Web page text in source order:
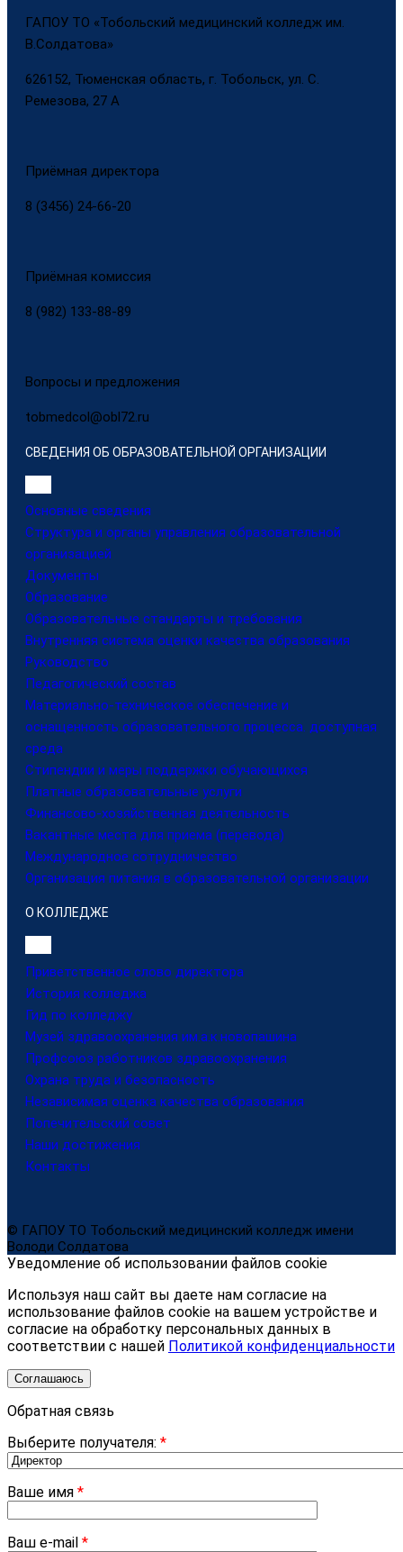
ГАПОУ ТО «Тобольский медицинский колледж им.
В.Солдатова»
626152, Тюменская область, г. Тобольск, ул. С.
Ремезова, 27 А
Приёмная директора
8 (3456) 24-66-20
Приёмная комиссия
8 (982) 133-88-89
Вопросы и предложения
tobmedcol@obl72.ru
СВЕДЕНИЯ ОБ ОБРАЗОВАТЕЛЬНОЙ ОРГАНИЗАЦИИ
Основные сведения
Структура и органы управления образовательной
организацией
Документы
Образование
Образовательные стандарты и требования
Внутренняя система оценки качества образования
Руководство
Педагогический состав
Материально-техническое обеспечение и
оснащенность образовательного процесса. доступная
среда
Стипендии и меры поддержки обучающихся
Платные образовательные услуги
Финансово-хозяйственная деятельность
Вакантные места для приема (перевода)
Международное сотрудничество
Организация питания в образовательной организации
О КОЛЛЕДЖЕ
Приветственное слово директора
История колледжа
Гид по колледжу
Музей здравоохранения им.а.к.новопашина
Профсоюз работников здравоохранения
Охрана труда и безопасность
Независимая оценка качества образования
Попечительский совет
Наши достижения
Контакты
© ГАПОУ ТО Тобольский медицинский колледж имени
Володи Солдатова
Уведомление об использовании файлов cookie
Используя наш сайт вы даете нам согласие на
использование файлов cookie на вашем устройстве и
согласие на обработку персональных данных в
соответствии с нашей Политикой конфиденциальности
Соглашаюсь
Обратная связь
Выберите получателя: *
Ваше имя *
Ваш e-mail *